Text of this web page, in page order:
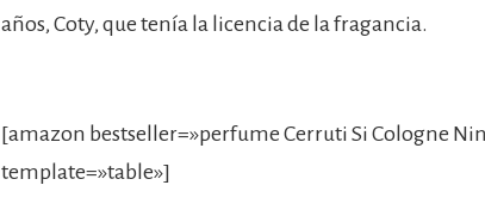
años, Coty, que tenía la licencia de la fragancia.
[amazon bestseller=»perfume Cerruti Si Cologne
template=»table»]